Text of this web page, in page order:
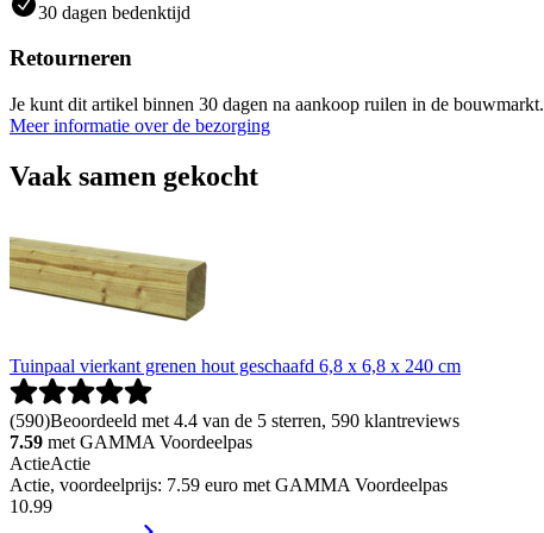
30 dagen bedenktijd
Retourneren
Je kunt dit artikel binnen 30 dagen na aankoop ruilen in de bouwmarkt.
Meer informatie over de bezorging
Vaak samen gekocht
Tuinpaal vierkant grenen hout geschaafd 6,8 x 6,8 x 240 cm
(590)Beoordeeld met 4.4 van de 5 sterren, 590 klantreviews
7.59 met GAMMA Voordeelpas
ActieActie
Actie, voordeelprijs: 7.59 euro met GAMMA Voordeelpas
10.99